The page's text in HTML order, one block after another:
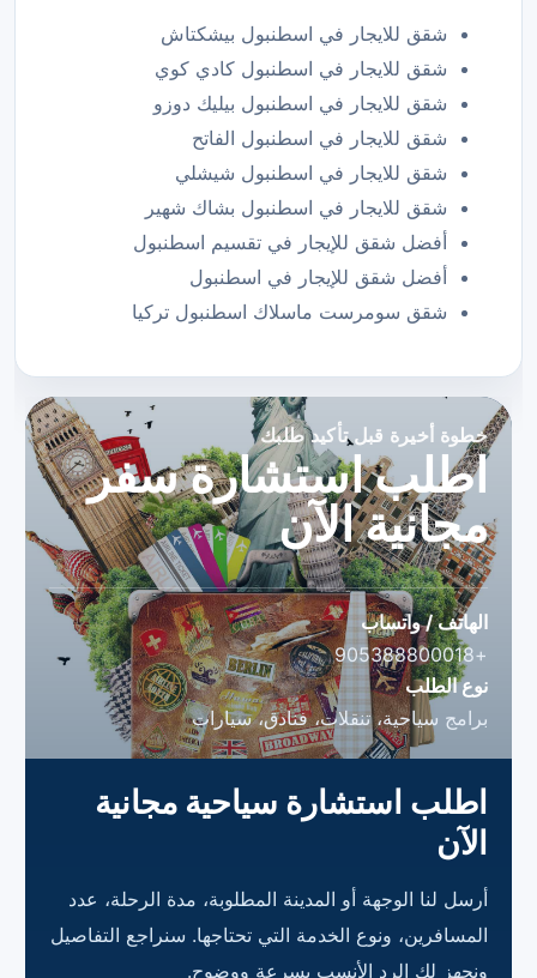
شقق للايجار في اسطنبول بيشكتاش
شقق للايجار في اسطنبول كادي كوي
شقق للايجار في اسطنبول بيليك دوزو
شقق للايجار في اسطنبول الفاتح
شقق للايجار في اسطنبول شيشلي
شقق للايجار في اسطنبول بشاك شهير
أفضل شقق للإيجار في تقسيم اسطنبول
أفضل شقق للإيجار في اسطنبول
شقق سومرست ماسلاك اسطنبول تركيا
خطوة أخيرة قبل تأكيد طلبك
اطلب استشارة سفر
مجانية الآن
الهاتف / واتساب
+905388800018
نوع الطلب
برامج سياحية، تنقلات، فنادق، سيارات
اطلب استشارة سياحية مجانية
الآن
أرسل لنا الوجهة أو المدينة المطلوبة، مدة الرحلة، عدد
المسافرين، ونوع الخدمة التي تحتاجها. سنراجع التفاصيل
ونجهز لك الرد الأنسب بسرعة ووضوح.